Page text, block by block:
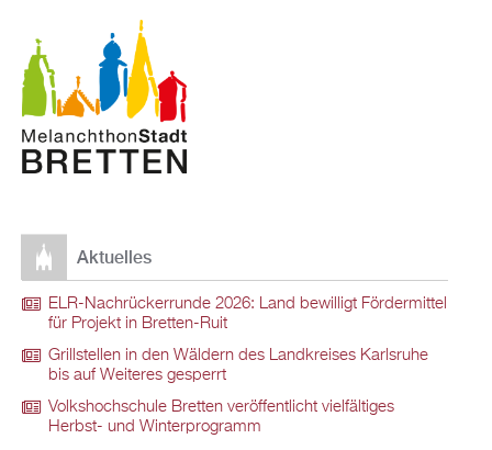
Aktuelles
ELR-Nachrückerrunde 2026: Land bewilligt Fördermittel
für Projekt in Bretten-Ruit
Grillstellen in den Wäldern des Landkreises Karlsruhe
bis auf Weiteres gesperrt
Volkshochschule Bretten veröffentlicht vielfältiges
Herbst- und Winterprogramm